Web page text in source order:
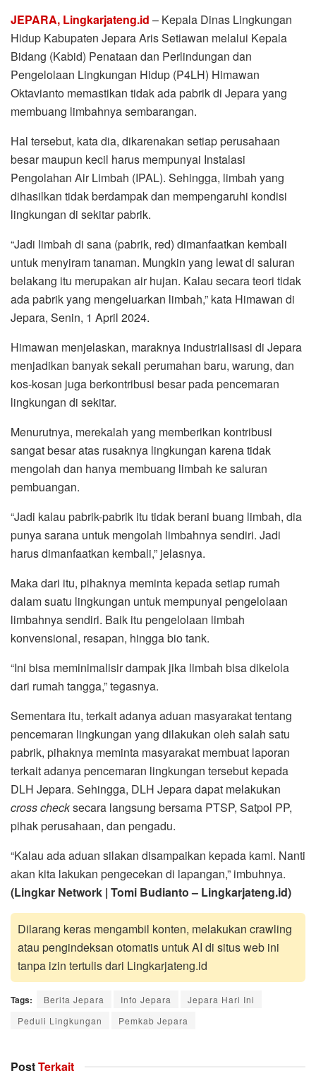
JEPARA, Lingkarjateng.id – Kepala Dinas Lingkungan
Hidup Kabupaten Jepara Aris Setiawan melalui Kepala
Bidang (Kabid) Penataan dan Perlindungan dan
Pengelolaan Lingkungan Hidup (P4LH) Himawan
Oktavianto memastikan tidak ada pabrik di Jepara yang
membuang limbahnya sembarangan.
Hal tersebut, kata dia, dikarenakan setiap perusahaan
besar maupun kecil harus mempunyai Instalasi
Pengolahan Air Limbah (IPAL). Sehingga, limbah yang
dihasilkan tidak berdampak dan mempengaruhi kondisi
lingkungan di sekitar pabrik.
“Jadi limbah di sana (pabrik, red) dimanfaatkan kembali
untuk menyiram tanaman. Mungkin yang lewat di saluran
belakang itu merupakan air hujan. Kalau secara teori tidak
ada pabrik yang mengeluarkan limbah,” kata Himawan di
Jepara, Senin, 1 April 2024.
Himawan menjelaskan, maraknya industrialisasi di Jepara
menjadikan banyak sekali perumahan baru, warung, dan
kos-kosan juga berkontribusi besar pada pencemaran
lingkungan di sekitar.
Menurutnya, merekalah yang memberikan kontribusi
sangat besar atas rusaknya lingkungan karena tidak
mengolah dan hanya membuang limbah ke saluran
pembuangan.
“Jadi kalau pabrik-pabrik itu tidak berani buang limbah, dia
punya sarana untuk mengolah limbahnya sendiri. Jadi
harus dimanfaatkan kembali,” jelasnya.
Maka dari itu, pihaknya meminta kepada setiap rumah
dalam suatu lingkungan untuk mempunyai pengelolaan
limbahnya sendiri. Baik itu pengelolaan limbah
konvensional, resapan, hingga bio tank.
“Ini bisa meminimalisir dampak jika limbah bisa dikelola
dari rumah tangga,” tegasnya.
Sementara itu, terkait adanya aduan masyarakat tentang
pencemaran lingkungan yang dilakukan oleh salah satu
pabrik, pihaknya meminta masyarakat membuat laporan
terkait adanya pencemaran lingkungan tersebut kepada
DLH Jepara. Sehingga, DLH Jepara dapat melakukan
cross checksecara langsung bersama PTSP, Satpol PP,
pihak perusahaan, dan pengadu.
“Kalau ada aduan silakan disampaikan kepada kami. Nanti
akan kita lakukan pengecekan di lapangan,” imbuhnya.
(Lingkar Network | Tomi Budianto – Lingkarjateng.id)
Dilarang keras mengambil konten, melakukan crawling
atau pengindeksan otomatis untuk AI di situs web ini
tanpa izin tertulis dari Lingkarjateng.id
Tags: Berita Jepara Info Jepara
Jepara Hari Ini
Peduli Lingkungan
Pemkab Jepara
PostTerkait